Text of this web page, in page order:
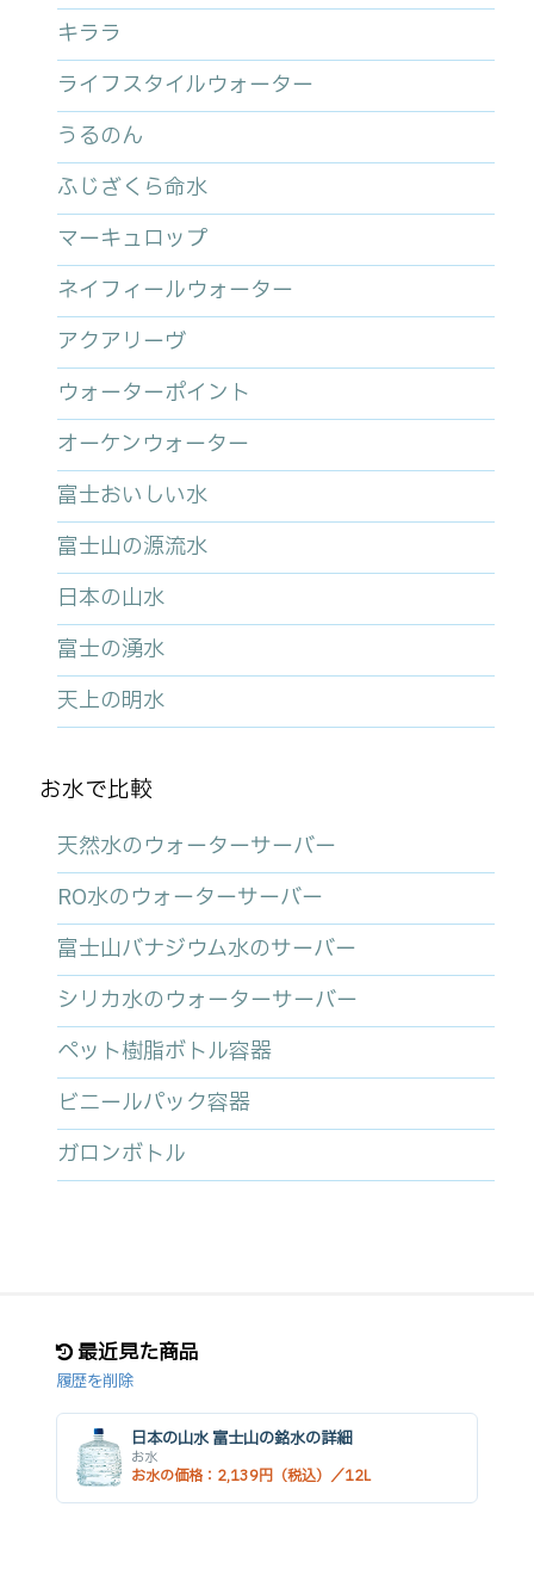
キララ
ライフスタイルウォーター
うるのん
ふじざくら命水
マーキュロップ
ネイフィールウォーター
アクアリーヴ
ウォーターポイント
オーケンウォーター
富士おいしい水
富士山の源流水
日本の山水
富士の湧水
天上の明水
お水で比較
天然水のウォーターサーバー
RO水のウォーターサーバー
富士山バナジウム水のサーバー
シリカ水のウォーターサーバー
ペット樹脂ボトル容器
ビニールパック容器
ガロンボトル
最近見た商品
履歴を削除
日本の山水 富士山の銘水の詳細
お水
お水の価格：2,139円（税込）／12L